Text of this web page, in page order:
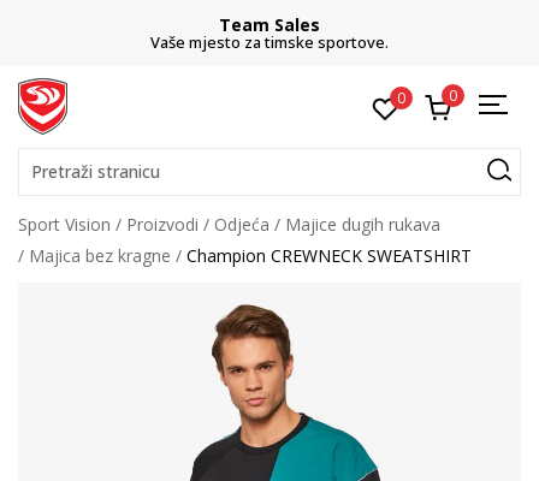
Team Sales
Vaše mjesto za timske sportove.
0 0
Pretraži stranicu
Sport Vision Proizvodi Odjeća
Majice dugih rukava
Majica bez kragne
Champion CREWNECK SWEATSHIRT